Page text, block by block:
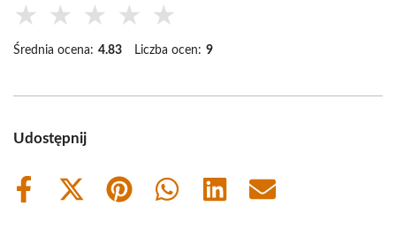
★ ★ ★ ★ ★
Średnia ocena: 4.83 Liczba ocen: 9
Udostępnij
Share
Share
Share
Share
Share
Share